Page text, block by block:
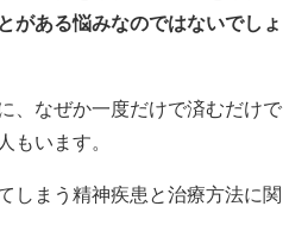
がある悩みなのではないでしょ
、なぜか一度だけで済むだけで
もいます。
しまう精神疾患と治療方法に関